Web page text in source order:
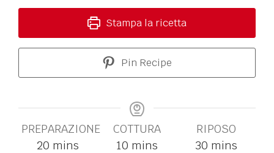
Stampa la ricetta
Pin Recipe
PREPARAZIONE
20 mins
COTTURA
10 mins
RIPOSO
30 mins